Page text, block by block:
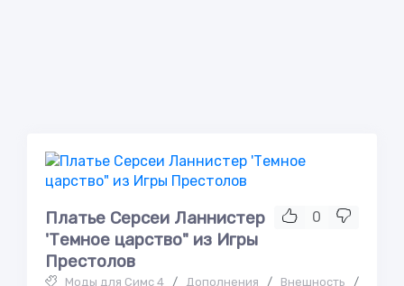
0
Платье Серсеи Ланнистер
'Темное царство" из Игры
Престолов
Моды для Симс 4 / Дополнения / Внешность /